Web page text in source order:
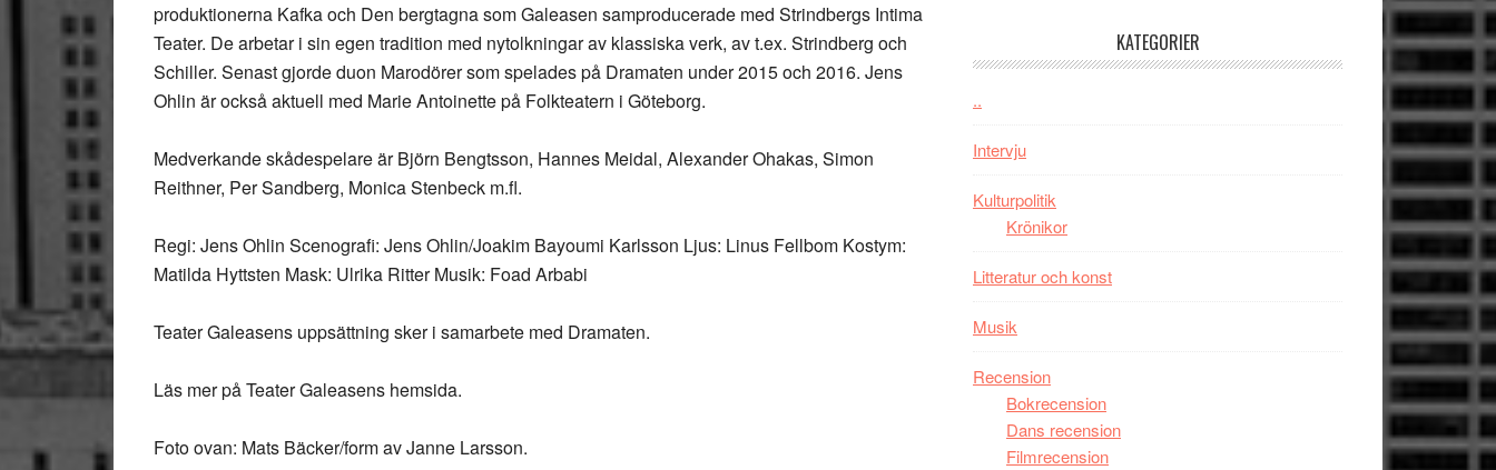
produktionerna Kafka och Den bergtagna som Galeasen samproducerade med Strindbergs Intima
Teater. De arbetar i sin egen tradition med nytolkningar av klassiska verk, av t.ex. Strindberg och
Schiller. Senast gjorde duon Marodörer som spelades på Dramaten under 2015 och 2016. Jens
Ohlin är också aktuell med Marie Antoinette på Folkteatern i Göteborg.
Medverkande skådespelare är Björn Bengtsson, Hannes Meidal, Alexander Ohakas, Simon
Reithner, Per Sandberg, Monica Stenbeck m.fl.
Regi: Jens Ohlin Scenografi: Jens Ohlin/Joakim Bayoumi Karlsson Ljus: Linus Fellbom Kostym:
Matilda Hyttsten Mask: Ulrika Ritter Musik: Foad Arbabi
Teater Galeasens uppsättning sker i samarbete med Dramaten.
Läs mer på Teater Galeasens hemsida.
Foto ovan: Mats Bäcker/form av Janne Larsson.
välgjort
om
människans
mörker
skådespelare
KATEGORIER
..
Intervju
Kulturpolitik
Krönikor
Litteratur och konst
Musik
Recension
Bokrecension
Dans recension
Filmrecension